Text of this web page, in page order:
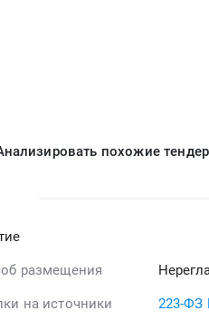
похожие
размещения
на источники 223-ФЗ